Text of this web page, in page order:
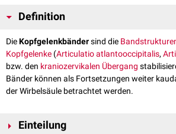
Definition
DieKopfgelenkbändersind die
Kopfgelenke (Articulatio atlantooccipitalis,
bzw. den kraniozervikalen Übergang
Bänder können als Fortsetzungen weiter
der Wirbelsäule betrachtet werden.
Einteilung